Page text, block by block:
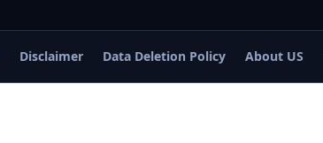
Disclaimer Data Deletion Policy About US